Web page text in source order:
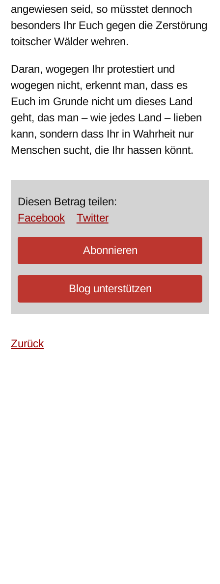
angewiesen seid, so müsstet dennoch
besonders Ihr Euch gegen die Zerstörung
toitscher Wälder wehren.
Daran, wogegen Ihr protestiert und
wogegen nicht, erkennt man, dass es
Euch im Grunde nicht um dieses Land
geht, das man – wie jedes Land – lieben
kann, sondern dass Ihr in Wahrheit nur
Menschen sucht, die Ihr hassen könnt.
Diesen Betrag teilen:
Facebook
Twitter
Abonnieren
Blog unterstützen
Zurück